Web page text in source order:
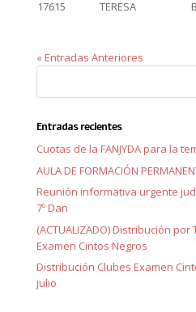
17615
TERESA
« Entradas Anteriores
Entradas recientes
Cuotas de la FANJYDA para la
AULA DE FORMACIÓN
Reunión informativa urgente
7º Dan
(ACTUALIZADO) Distribución
Examen Cintos Negros
Distribución Clubes Examen
julio